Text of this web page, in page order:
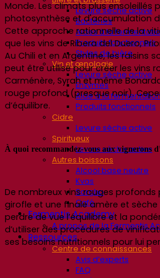
Levure sèche active
Bactéries
Aides à la
Produits fonctionnels
Styles de bière
Vin et œnologie
Levure sèche active
Enzymes
Aide à la
Produits fonctionnels
Cidre
Levure sèche active
Spiritueux
Levure sèche active
Autres boissons
Alcool base neutre
Kvas
Sorgho
Café
Fermentis Academy
A propos de la Fermentis
Ressources
Centre de connaissances
Avis d’experts
FAQ
Monde. Les climats plus
photosynthèse et d'accumulation
Cette approche rationnelle de la
que les vins de Ribera del Duero,
Au Chili et en Argentine, les raisins
peut être utilisé pour créer les vins
Carménère, Syrah et même
rouge profond (presque noir).
d’équilibre.
À quoi recommandez-vous aux vignerons
De nombreux vins rouges
girofle et une finale amère et
perdre de vue l’équilibre et la
d’utiliser des procédures de
ses besoins nutritionnels pour lui